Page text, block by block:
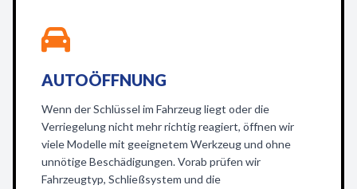
AUTOÖFFNUNG
Wenn der Schlüssel im Fahrzeug liegt oder die
Verriegelung nicht mehr richtig reagiert, öffnen wir
viele Modelle mit geeignetem Werkzeug und ohne
unnötige Beschädigungen. Vorab prüfen wir
Fahrzeugtyp, Schließsystem und die